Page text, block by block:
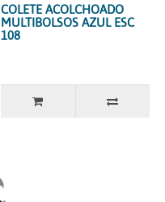
COLETE ACOLCHOADO
MULTIBOLSOS AZUL ESC
108